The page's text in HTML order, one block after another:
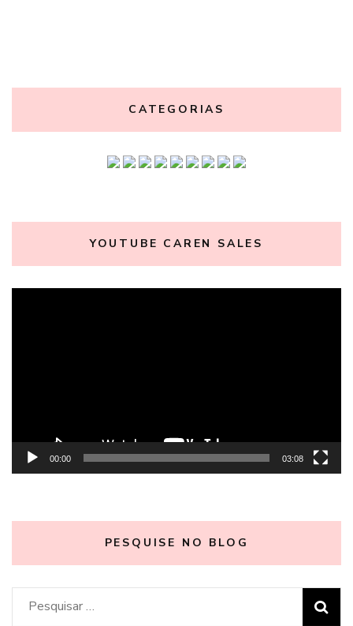
CATEGORIAS
YOUTUBE CAREN SALES
00:00 03:08
PESQUISE NO BLOG
Pesquisar